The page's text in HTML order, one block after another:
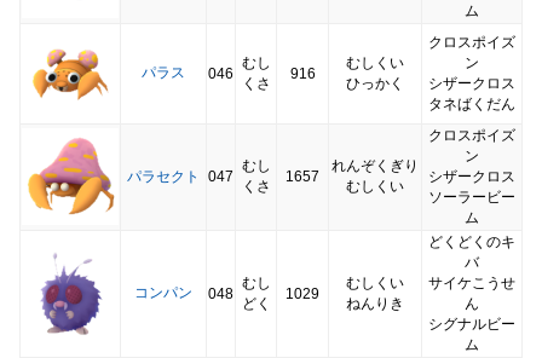
ム
パラス 046
むし
くさ
916
むしくい
ひっかく
クロスポイズ
ン
シザークロス
タネばくだん
パラセクト 047
むし
くさ
1657
れんぞくぎり
むしくい
クロスポイズ
ン
シザークロス
ソーラービー
ム
コンパン 048
むし
どく
1029
むしくい
ねんりき
どくどくのキ
バ
サイケこうせ
ん
シグナルビー
ム